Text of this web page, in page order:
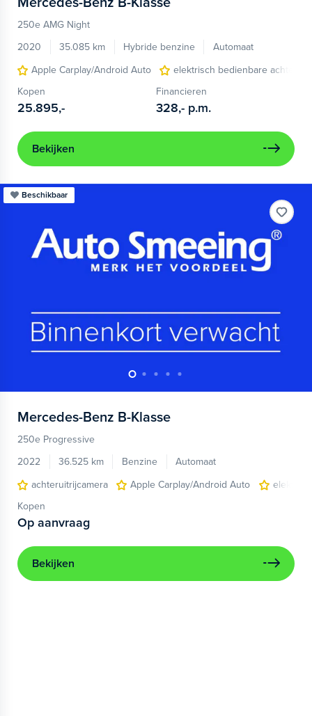
250e AMG Night
2020
35.085 km Hybride benzine
Automaat
Apple Carplay/Android Auto
elektrisch bedienbare
Kopen
25.895,-
Financieren
328,- p.m.
Bekijken
Beschikbaar
Mercedes-Benz B-Klasse
250e Progressive
2022
36.525 km Benzine
Automaat
achteruitrijcamera
Apple Carplay/Android Auto
Kopen
Op aanvraag
Bekijken